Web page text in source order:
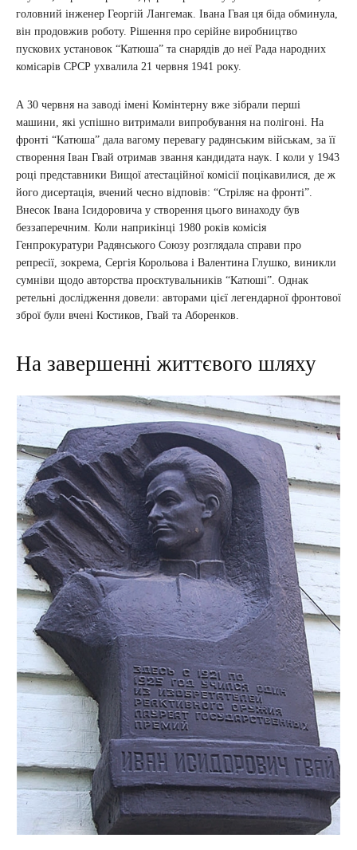
головний інженер Георгій Лангемак. Івана Гвая ця біда обминула,
він продовжив роботу. Рішення про серійне виробництво
пускових установок “Катюша” та снарядів до неї Рада народних
комісарів СРСР ухвалила 21 червня 1941 року.
А 30 червня на заводі імені Комінтерну вже зібрали перші
машини, які успішно витримали випробування на полігоні. На
фронті “Катюша” дала вагому перевагу радянським військам, за її
створення Іван Гвай отримав звання кандидата наук. І коли у 1943
році представники Вищої атестаційної комісії поцікавилися, де ж
його дисертація, вчений чесно відповів: “Стріляє на фронті”.
Внесок Івана Ісидоровича у створення цього винаходу був
беззаперечним. Коли наприкінці 1980 років комісія
Генпрокуратури Радянського Союзу розглядала справи про
репресії, зокрема, Сергія Корольова і Валентина Глушко, виникли
сумніви щодо авторства проєктувальників “Катюші”. Однак
ретельні дослідження довели: авторами цієї легендарної фронтової
зброї були вчені Костиков, Гвай та Аборенков.
На завершенні життєвого шляху